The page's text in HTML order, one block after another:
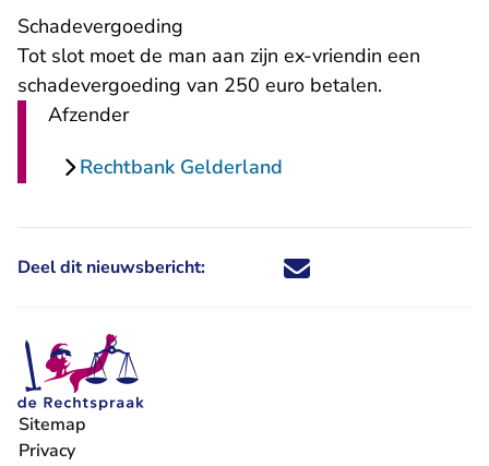
Schadevergoeding
Tot slot moet de man aan zijn ex-vriendin een
schadevergoeding van 250 euro betalen.
Afzender
Rechtbank Gelderland
Deel dit nieuwsbericht: Deel dit nieuwsbericht via X -
Deel dit nieuwsbericht via
Deel dit nieuwsbericht
Deel dit
Sitemap
Privacy